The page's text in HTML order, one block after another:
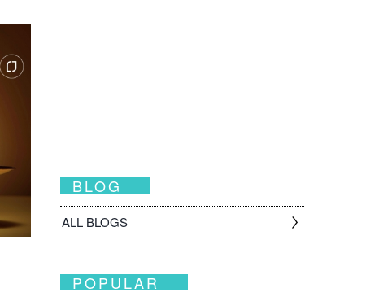
BLOG
ALL BLOGS
POPULAR